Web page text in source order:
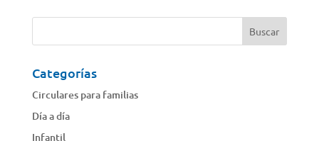
Categorías
Circulares para familias
Día a día
Infantil